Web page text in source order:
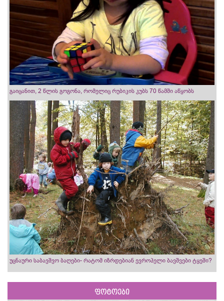
გაიცანით, 2 წლის გოგონა, რომელიც რუბიკის კუბს 70 წამში აწყობს
უცნაური საბავშვო ბაღები- რატომ იზრდებიან ევროპელი ბავშვები ტყეში?
ფოტოები